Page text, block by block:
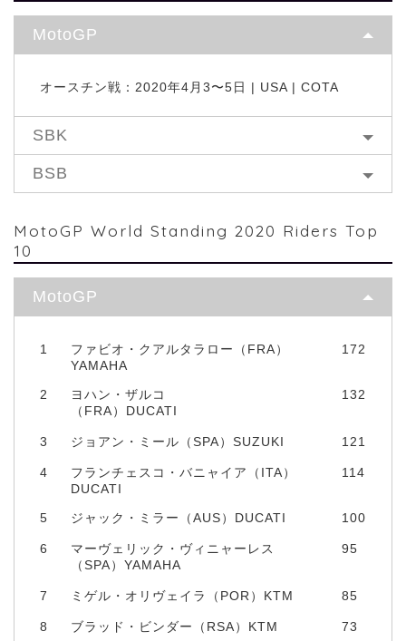
MotoGP
オースチン戦：2020年4月3〜5日 | USA | COTA
SBK
BSB
MotoGP World Standing 2020 Riders Top
10
MotoGP
1
ファビオ・クアルタラロー（FRA）
YAMAHA
172
2
ヨハン・ザルコ
（FRA）DUCATI
132
3 ジョアン・ミール（SPA）SUZUKI 121
4
フランチェスコ・バニャイア（ITA）
DUCATI
114
5 ジャック・ミラー（AUS）DUCATI 100
6
マーヴェリック・ヴィニャーレス
（SPA）YAMAHA
95
7 ミゲル・オリヴェイラ（POR）KTM 85
8 ブラッド・ビンダー（RSA）KTM 73